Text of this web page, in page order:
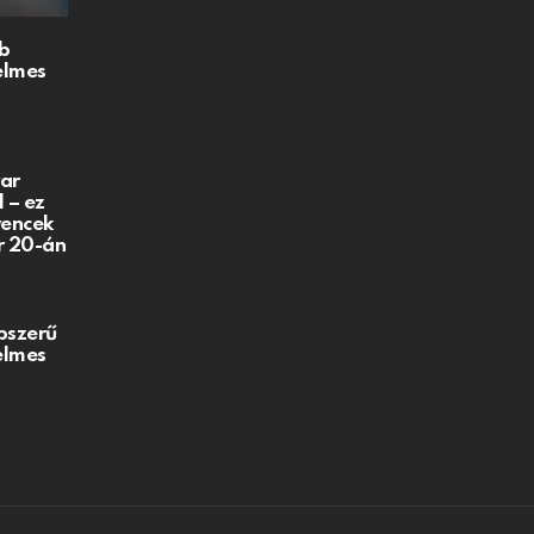
– ez
20-án